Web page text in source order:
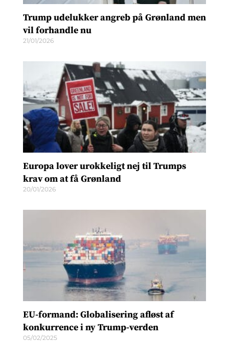
Trump udelukker angreb på Grønland men
vil forhandle nu
21/01/2026
Europa lover urokkeligt nej til Trumps
krav om at få Grønland
20/01/2026
EU-formand: Globalisering afløst af
konkurrence i ny Trump-verden
05/02/2025